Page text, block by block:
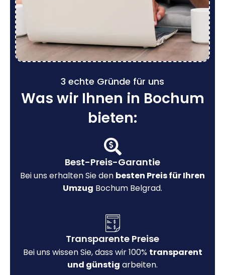
3 echte Gründe für uns
Was wir Ihnen in Bochum
bieten:
Best-Preis-Garantie
Bei uns erhalten Sie den besten Preis für Ihren
Umzug Bochum Belgrad.
Transparente Preise
Bei uns wissen Sie, dass wir 100% transparent
und günstig arbeiten.